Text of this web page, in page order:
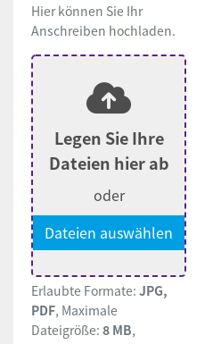
Hier können Sie Ihr
Anschreiben hochladen.
Legen Sie Ihre
Dateien hier ab
oder
Dateien auswählen
Erlaubte Formate: JPG,
PDF, Maximale
Dateigröße: 8 MB,